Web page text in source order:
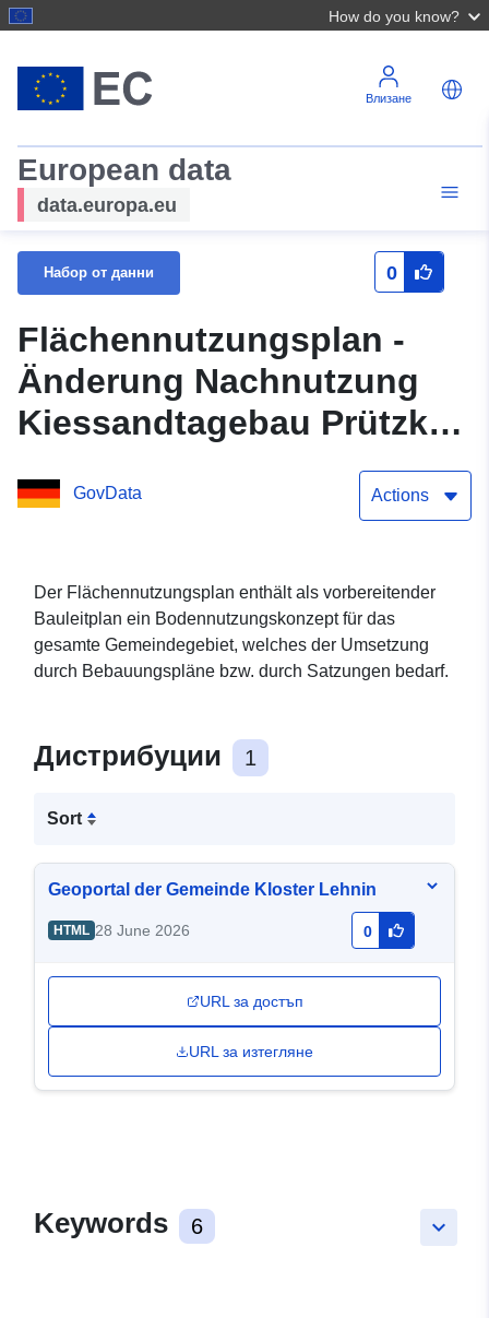
How do you know?
Влизане
European data
data.europa.eu
Набор от данни 0
Flächennutzungsplan -
Änderung Nachnutzung
Kiessandtagebau Prützke
Gemeinde Kloster Lehnin
GovData Actions
Der Flächennutzungsplan enthält als vorbereitender
Bauleitplan ein Bodennutzungskonzept für das
gesamte Gemeindegebiet, welches der Umsetzung
durch Bebauungspläne bzw. durch Satzungen bedarf.
Дистрибуции 1
Sort
Geoportal der Gemeinde Kloster Lehnin
HTML 28 June 2026 0
URL за достъп
URL за изтегляне
keyboard_arrow_down
Keywords 6